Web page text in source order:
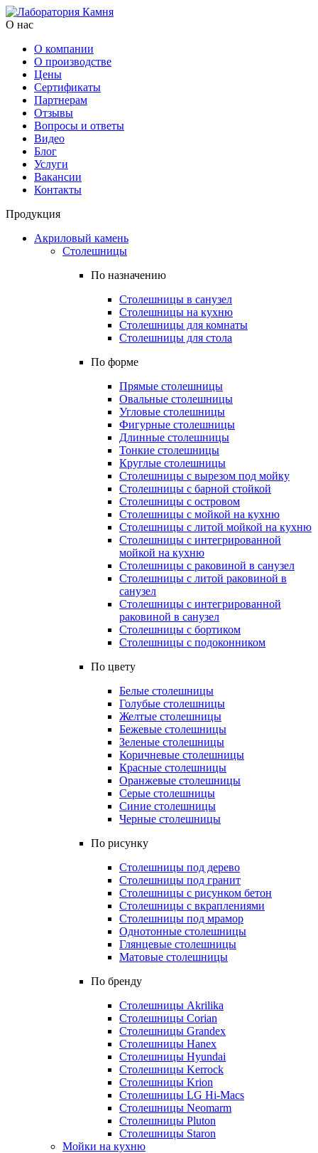
О нас
О компании
О производстве
Цены
Cертификаты
Партнерам
Отзывы
Вопросы и ответы
Видео
Блог
Услуги
Вакансии
Контакты
Продукция
Акриловый камень
Столешницы
По назначению
Столешницы в санузел
Столешницы на кухню
Столешницы для комнаты
Столешницы для стола
По форме
Прямые столешницы
Овальные столешницы
Угловые столешницы
Фигурные столешницы
Длинные столешницы
Тонкие столешницы
Круглые столешницы
Столешницы с вырезом под мойку
Столешницы с барной стойкой
Столешницы с островом
Столешницы с мойкой на кухню
Столешницы с литой мойкой на кухню
Столешницы с интегрированной
мойкой на кухню
Столешницы с раковиной в санузел
Столешницы с литой раковиной в
санузел
Столешницы с интегрированной
раковиной в санузел
Столешницы с бортиком
Столешницы с подоконником
По цвету
Белые столешницы
Голубые столешницы
Желтые столешницы
Бежевые столешницы
Зеленые столешницы
Коричневые столешницы
Красные столешницы
Оранжевые столешницы
Серые столешницы
Синие столешницы
Черные столешницы
По рисунку
Столешницы под дерево
Столешницы под гранит
Столешницы с рисунком бетон
Столешницы с вкраплениями
Столешницы под мрамор
Однотонные столешницы
Глянцевые столешницы
Матовые столешницы
По бренду
Столешницы Akrilika
Столешницы Corian
Столешницы Grandex
Столешницы Hanex
Столешницы Hyundai
Столешницы Kerrock
Столешницы Krion
Столешницы LG Hi-Macs
Столешницы Neomarm
Столешницы Pluton
Столешницы Staron
Мойки на кухню